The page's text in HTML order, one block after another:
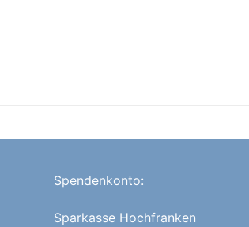
Spendenkonto:
Sparkasse Hochfranken